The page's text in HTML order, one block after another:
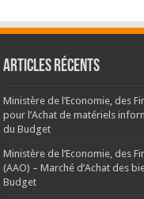
Articles récents
Ministère de l’Economie, des
pour l’Achat de matériels
du Budget
Ministère de l’Economie, des
(AAO) – Marché d’Achat des
Budget